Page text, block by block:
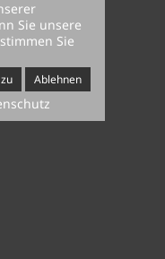
Sie unsere
Sie
Ablehnen